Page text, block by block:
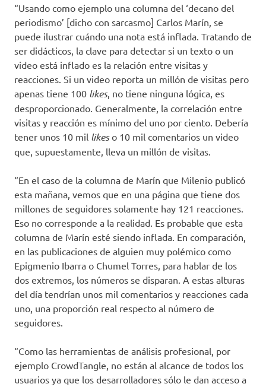
“Usando como ejemplo una columna del ‘decano del
periodismo’ [dicho con sarcasmo] Carlos Marín, se
puede ilustrar cuándo una nota está inflada. Tratando de
ser didácticos, la clave para detectar si un texto o un
video está inflado es la relación entre visitas y
reacciones. Si un video reporta un millón de visitas pero
apenas tiene 100 likes, no tiene ninguna lógica, es
desproporcionado. Generalmente, la correlación entre
visitas y reacción es mínimo del uno por ciento. Debería
tener unos 10 mil likeso 10 mil comentarios un video
que, supuestamente, lleva un millón de visitas.
“En el caso de la columna de Marín que Milenio publicó
esta mañana, vemos que en una página que tiene dos
millones de seguidores solamente hay 121 reacciones.
Eso no corresponde a la realidad. Es probable que esta
columna de Marín esté siendo inflada. En comparación,
en las publicaciones de alguien muy polémico como
Epigmenio Ibarra o Chumel Torres, para hablar de los
dos extremos, los números se disparan. A estas alturas
del día tendrían unos mil comentarios y reacciones cada
uno, una proporción real respecto al número de
seguidores.
“Como las herramientas de análisis profesional, por
ejemplo CrowdTangle, no están al alcance de todos los
usuarios ya que los desarrolladores sólo le dan acceso a